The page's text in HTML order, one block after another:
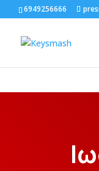
6949256666